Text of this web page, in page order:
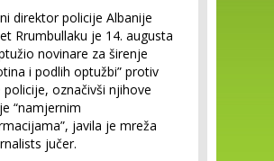
direktor policije Albanije
Rrumbullaku je 14. augusta
novinare za širenje
i podlih optužbi” protiv
policije, označivši njihove
“namjernim
javila je mreža
jučer.